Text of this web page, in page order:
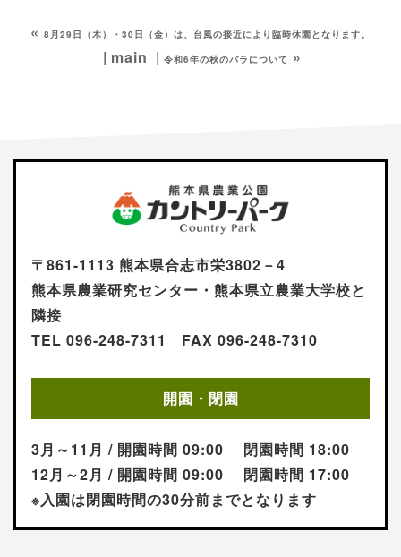
« 8月29日（木）・30日（金）は、台風の接近により臨時休園となります。
main 令和6年の秋のバラについて »
〒861-1113 熊本県合志市栄3802－4
熊本県農業研究センター・熊本県立農業大学校と
隣接
TEL 096-248-7311 FAX 096-248-7310
開園・閉園
3月～11月 / 開園時間 09:00 閉園時間 18:00
12月～2月 / 開園時間 09:00 閉園時間 17:00
※入園は閉園時間の30分前までとなります